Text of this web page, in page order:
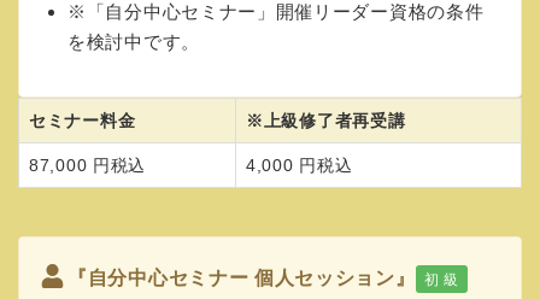
※「自分中心セミナー」開催リーダー資格の条件
を検討中です。
セミナー料金 ※上級修了者再受講
87,000 円税込 4,000 円税込
『自分中心セミナー 個人セッション』 初 級